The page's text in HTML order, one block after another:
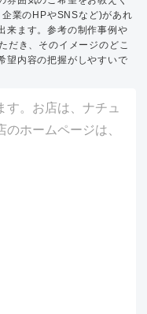
業のHPやSNSなど)があれ
来ます。参考の制作事例や
だき、そのイメージのどこ
望内容の把握がしやすいで